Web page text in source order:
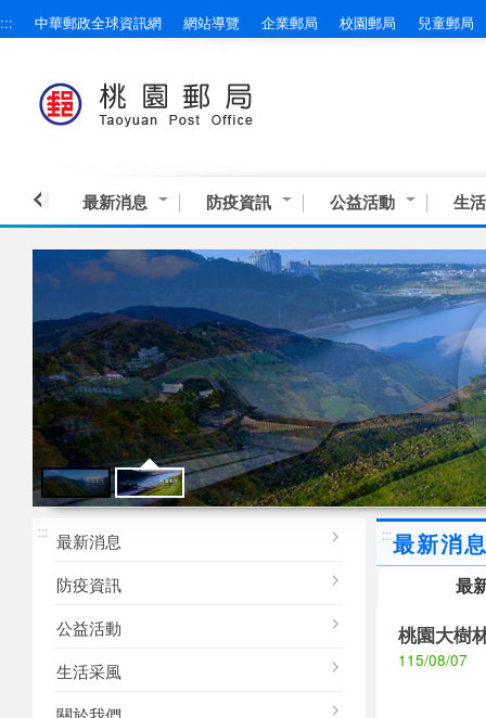
跳到主要內容區塊
::: 中華郵政全球資訊網 網站導覽 企業郵局 校園郵局 兒童郵局
最新消息 防疫資訊 公益活動 生
桃園郵局
形象
桃園郵局
::: 最新消息
防疫資訊
公益活動
生活采風
:::最新消
最
桃園大樹
115/08/07